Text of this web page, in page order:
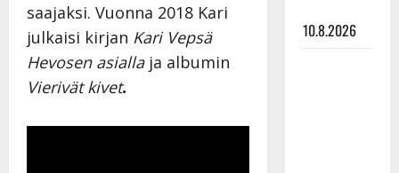
saajaksi. Vuonna 2018 Kari
julkaisi kirjan Kari Vepsä
Hevosen asiallaja albumin
Vierivät kivet.
10.8.2026